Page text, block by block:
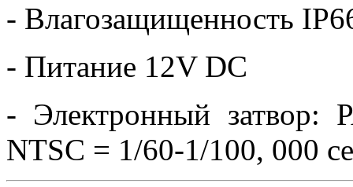
- Влагозащищенность
- Питание 12V DC
- Электронный затвор:
NTSC = 1/60-1/100, 000